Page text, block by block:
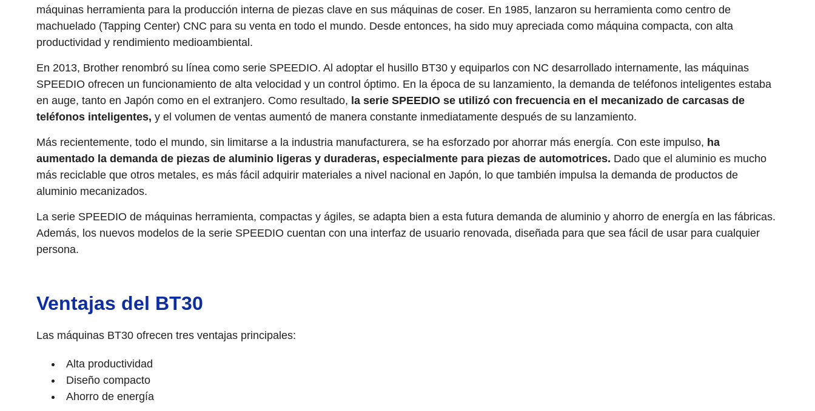
máquinas herramienta para la producción interna de piezas clave en sus máquinas de coser. En 1985, lanzaron su herramienta como centro de
machuelado (Tapping Center) CNC para su venta en todo el mundo. Desde entonces, ha sido muy apreciada como máquina compacta, con alta
productividad y rendimiento medioambiental.
En 2013, Brother renombró su línea como serie SPEEDIO. Al adoptar el husillo BT30 y equiparlos con NC desarrollado internamente, las máquinas
SPEEDIO ofrecen un funcionamiento de alta velocidad y un control óptimo. En la época de su lanzamiento, la demanda de teléfonos inteligentes estaba
en auge, tanto en Japón como en el extranjero. Como resultado, la serie SPEEDIO se utilizó con frecuencia en el mecanizado de carcasas de
teléfonos inteligentes, y el volumen de ventas aumentó de manera constante inmediatamente después de su lanzamiento.
Más recientemente, todo el mundo, sin limitarse a la industria manufacturera, se ha esforzado por ahorrar más energía. Con este impulso, ha
aumentado la demanda de piezas de aluminio ligeras y duraderas, especialmente para piezas de automotrices. Dado que el aluminio es mucho
más reciclable que otros metales, es más fácil adquirir materiales a nivel nacional en Japón, lo que también impulsa la demanda de productos de
aluminio mecanizados.
La serie SPEEDIO de máquinas herramienta, compactas y ágiles, se adapta bien a esta futura demanda de aluminio y ahorro de energía en las fábricas.
Además, los nuevos modelos de la serie SPEEDIO cuentan con una interfaz de usuario renovada, diseñada para que sea fácil de usar para cualquier
persona.
Ventajas del BT30
Las máquinas BT30 ofrecen tres ventajas principales:
Alta productividad
Diseño compacto
Ahorro de energía